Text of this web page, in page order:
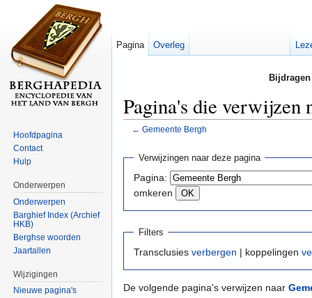
Pagina's die verwijzen
← Gemeente Bergh
Verwijzingen naar deze pagina
Pagina:
omkeren
Filters
Transclusies verbergen | koppelingen
De volgende pagina's verwijzen naar
Pagina Overleg
Hoofdpagina
Contact
Hulp
Onderwerpen
Onderwerpen
Barghief Index (Archief
HKB)
Berghse woorden
Jaartallen
Wijzigingen
Nieuwe pagina's